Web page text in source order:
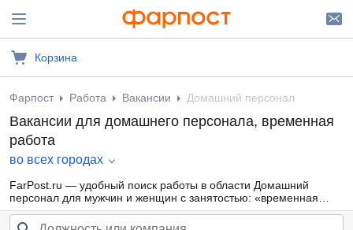
Корзина
Фарпост Работа Вакансии Домашний персонал
Вакансии для домашнего персонала, временная
работа
во всех городах
FarPost.ru — удобный поиск работы в области Домашний
персонал для мужчин и женщин с занятостью: «временная
работа» от прямых работодателей, а также от кадровых
агентств. Свежие вакансии каждый день.